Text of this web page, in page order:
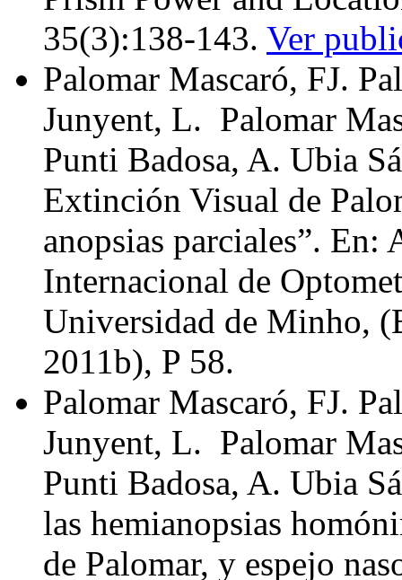
35(3):138-143. Ver
Palomar Mascaró, FJ.
Junyent, L. Palomar
Punti Badosa, A. Ubia
Extinción Visual de
anopsias parciales”. En:
Internacional de
Universidad de Minho,
2011b), P 58.
Palomar Mascaró, FJ.
Junyent, L. Palomar
Punti Badosa, A. Ubia
las hemianopsias
de Palomar, y espejo